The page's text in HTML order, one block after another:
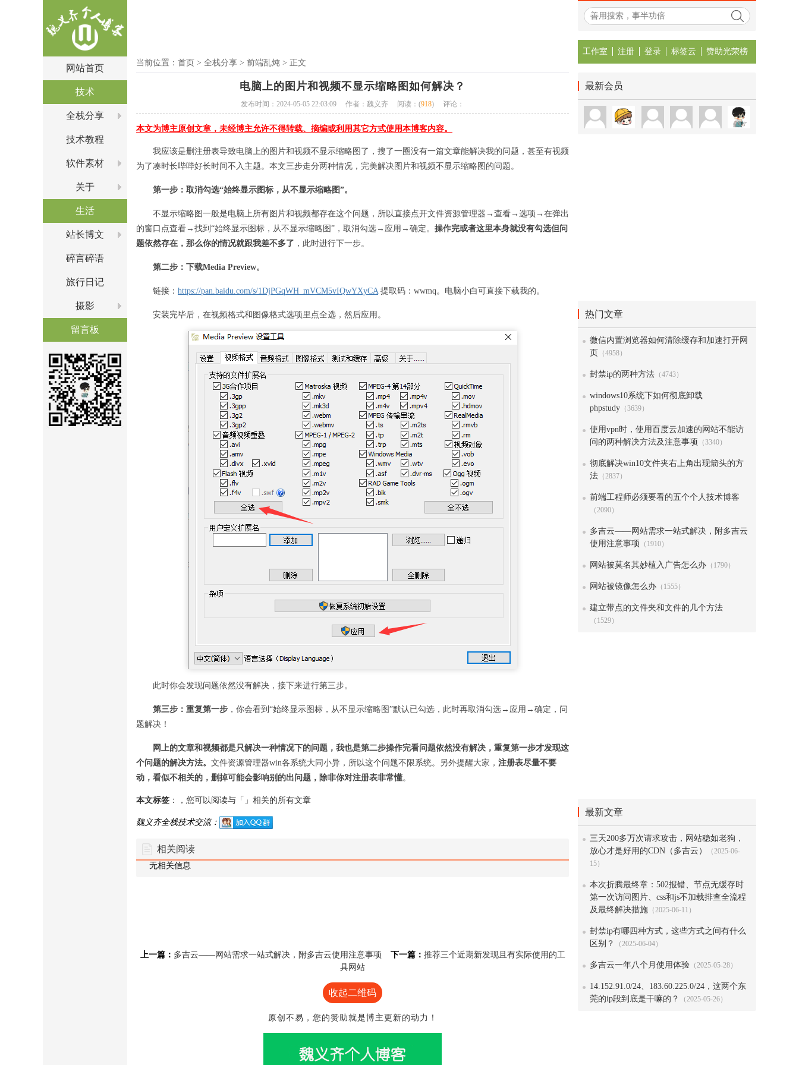
网站首页
全栈分享
技术教程
软件素材
关于
站长博文
碎言碎语
旅行日记
摄影
留言板
技术
生活
当前位置： 首页 > 全栈分享 > 前端乱炖 > 正文
电脑上的图片和视频不显示缩略图如何解决？
发布时间：2024-05-05 22:03:09 作者：魏义齐 阅读：(918) 评论：
本文为博主原创文章，未经博主允许不得转载、摘编或利用其它方式使用本博客内容。
我应该是删注册表导致电脑上的图片和视频不显示缩略图了，搜了一圈没有一篇文章能解决我的问题，甚至有视频
为了凑时长哔哔好长时间不入主题。本文三步走分两种情况，完美解决图片和视频不显示缩略图的问题。
第一步：取消勾选“始终显示图标，从不显示缩略图”。
不显示缩略图一般是电脑上所有图片和视频都存在这个问题，所以直接点开文件资源管理器→查看→选项→在弹出
的窗口点查看→找到“始终显示图标，从不显示缩略图”，取消勾选→应用→确定。 操作完或者这里本身就没有勾选但问
题依然存在，那么你的情况就跟我差不多了 ，此时进行下一步。
第二步：下载Media Preview。
链接： https://pan.baidu.com/s/1DjPGqWH_mVCM5vIQwYXyCA提取码：wwmq。电脑小白可直接下载我的。
安装完毕后，在视频格式和图像格式选项里点全选，然后应用。
此时你会发现问题依然没有解决，接下来进行第三步。
第三步：重复第一步 ，你会看到“始终显示图标，从不显示缩略图”默认已勾选，此时再取消勾选→应用→确定，问
题解决！
网上的文章和视频都是只解决一种情况下的问题，我也是第二步操作完看问题依然没有解决，重复第一步才发现这
个问题的解决方法。 文件资源管理器win各系统大同小异，所以这个问题不限系统。另外提醒大家， 注册表尽量不要
动，看似不相关的，删掉可能会影响别的出问题，除非你对注册表非常懂。
本文标签 ：，您可以阅读与「」相关的所有文章
魏义齐全栈技术交流：
相关阅读
无相关信息
上一篇： 多吉云——网站需求一站式解决，附多吉云使用注意事项 下一篇： 推荐三个近期新发现且有实际使用的工
具网站
收起二维码
原创不易，您的赞助就是博主更新的动力！
工作室 注册 登录 标签云 赞助光荣榜
最新会员
热门文章
微信内置浏览器如何清除缓存和加速打开网
页 （4958）
封禁ip的两种方法 （4743）
windows10系统下如何彻底卸载
phpstudy （3639）
使用vpn时，使用百度云加速的网站不能访
问的两种解决方法及注意事项 （3340）
彻底解决win10文件夹右上角出现箭头的方
法 （2837）
前端工程师必须要看的五个个人技术博客
（2090）
多吉云——网站需求一站式解决，附多吉云
使用注意事项 （1910）
网站被莫名其妙植入广告怎么办 （1790）
网站被镜像怎么办 （1555）
建立带点的文件夹和文件的几个方法
（1529）
最新文章
三天200多万次请求攻击，网站稳如老狗，
放心才是好用的CDN（多吉云）
（2025-06-
15）
本次折腾最终章：502报错、节点无缓存时
第一次访问图片、css和js不加载排查全流程
及最终解决措施 （2025-06-11）
封禁ip有哪四种方式，这些方式之间有什么
区别？
（2025-06-04）
多吉云一年八个月使用体验 （2025-05-28）
14.152.91.0/24、183.60.225.0/24，这两个东
莞的ip段到底是干嘛的？
（2025-05-26）